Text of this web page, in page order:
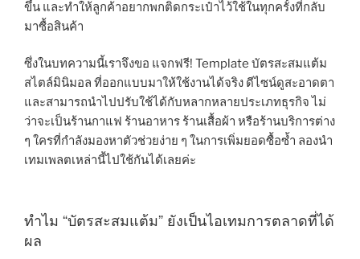
ขึ้น และทำให้ลูกค้าอยากพกติดกระเป๋าไว้ใช้ในทุกครั้งที่กลับ
มาซื้อสินค้า
ซึ่งในบทความนี้เราจึงขอ แจกฟรี! Template บัตรสะสมแต้ม
สไตล์มินิมอล ที่ออกแบบมาให้ใช้งานได้จริง ดีไซน์ดูสะอาดตา
และสามารถนำไปปรับใช้ได้กับหลากหลายประเภทธุรกิจ ไม่
ว่าจะเป็นร้านกาแฟ ร้านอาหาร ร้านเสื้อผ้า หรือร้านบริการต่าง
ๆ ใครที่กำลังมองหาตัวช่วยง่าย ๆ ในการเพิ่มยอดซื้อซ้ำ ลองนำ
เทมเพลตเหล่านี้ไปใช้กันได้เลยค่ะ
ทำไม “บัตรสะสมแต้ม” ยังเป็นไอเทมการตลาดที่ได้
ผล